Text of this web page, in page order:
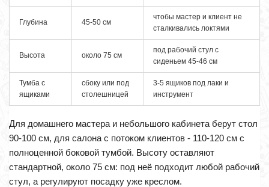
Глубина 45-50 см
чтобы мастер и клиент не
сталкивались локтями
Высота около 75 см
под рабочий стул с
сиденьем 45-46 см
Тумба с
ящиками
сбоку или под
столешницей
3-5 ящиков под лаки и
инструмент
Для домашнего мастера и небольшого кабинета берут стол
90-100 см, для салона с потоком клиентов - 110-120 см с
полноценной боковой тумбой. Высоту оставляют
стандартной, около 75 см: под неё подходит любой рабочий
стул, а регулируют посадку уже креслом.